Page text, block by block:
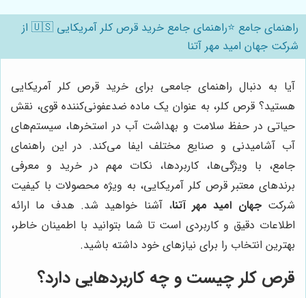
راهنمای جامع ⭐️راهنمای جامع خرید قرص کلر آمریکایی 🇺🇸 از
شرکت جهان امید مهر آتنا
آیا به دنبال راهنمای جامعی برای خرید قرص کلر آمریکایی
هستید؟ قرص کلر، به عنوان یک ماده ضدعفونی‌کننده قوی، نقش
حیاتی در حفظ سلامت و بهداشت آب در استخرها، سیستم‌های
آب آشامیدنی و صنایع مختلف ایفا می‌کند. در این راهنمای
جامع، با ویژگی‌ها، کاربردها، نکات مهم در خرید و معرفی
برندهای معتبر قرص کلر آمریکایی، به ویژه محصولات با کیفیت
شرکتجهان امید مهر آتنا، آشنا خواهید شد. هدف ما ارائه
اطلاعات دقیق و کاربردی است تا شما بتوانید با اطمینان خاطر،
بهترین انتخاب را برای نیازهای خود داشته باشید.
قرص کلر چیست و چه کاربردهایی دارد؟